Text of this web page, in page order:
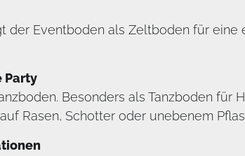
der Eventboden als Zeltboden für eine
Party
Besonders als Tanzboden für
Rasen, Schotter oder unebenem